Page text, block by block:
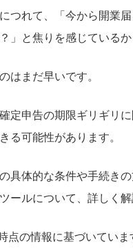
つれて、「今から開業
」と焦りを感じているか
はまだ早いです。
定申告の期限ギリギリ
る可能性があります。
具体的な条件や手続き
ールについて、詳しく解
点の情報に基づいていま